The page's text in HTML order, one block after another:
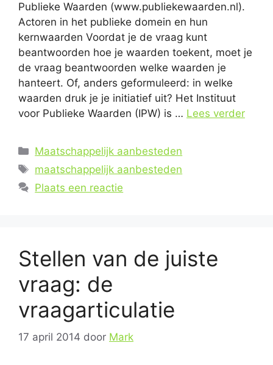
Publieke Waarden (www.publiekewaarden.nl).
Actoren in het publieke domein en hun
kernwaarden Voordat je de vraag kunt
beantwoorden hoe je waarden toekent, moet je
de vraag beantwoorden welke waarden je
hanteert. Of, anders geformuleerd: in welke
waarden druk je je initiatief uit? Het Instituut
voor Publieke Waarden (IPW) is … Lees verder
Categorieën
Maatschappelijk aanbesteden
Tags
maatschappelijk aanbesteden
Plaats een reactie
Stellen van de juiste
vraag: de
vraagarticulatie
17 april 2014 door Mark